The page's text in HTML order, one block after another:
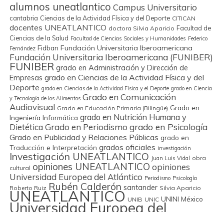
alumnos uneatlantico Campus Universitario
cantabria Ciencias de la Actividad Física y del Deporte CITICAN
docentes UNEATLANTICO doctora Silvia Aparicio Facultad de
Ciencias de la Salud Facultad de Ciencias Sociales y Humanidades Federico
Fernández Fidban Fundación Universitaria Iberoamericana
Fundación Universitaria Iberoamericana (FUNIBER)
FUNIBER grado en Administración y Dirección de
Empresas grado en Ciencias de la Actividad Física y del
Deporte grado en Ciencias de la Actividad Física y el Deporte grado en Ciencia
y Tecnología de los Alimentos Grado en Comunicación
Audiovisual Grado en Educación Primaria (Bilingüe) Grado en
Ingeniería Informática grado en Nutrición Humana y
Dietética Grado en Periodismo grado en Psicología
Grado en Publicidad y Relaciones Públicas grado en
Traducción e Interpretación grados oficiales investigación
Investigación UNEATLANTICO Juan Luis Vidal
obra
cultural opiniones UNEATLANTICO opiniones
Universidad Europea del Atlántico Periodismo Psicología
Roberto Ruiz Rubén Calderón santander Silvia Aparicio
UNEATLANTICO UNIB UNIC UNINI México
Universidad Europea del